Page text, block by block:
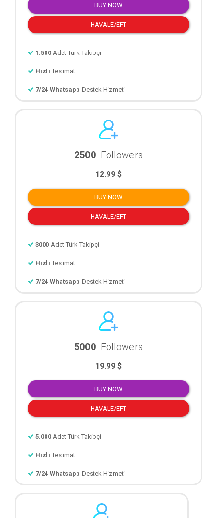
BUY NOW
HAVALE/EFT
1.500 Adet Türk Takipçi
Hızlı Teslimat
7/24 Whatsapp Destek Hizmeti
2500 Followers
12.99 $
BUY NOW
HAVALE/EFT
3000 Adet Türk Takipçi
Hızlı Teslimat
7/24 Whatsapp Destek Hizmeti
5000 Followers
19.99 $
BUY NOW
HAVALE/EFT
5.000 Adet Türk Takipçi
Hızlı Teslimat
7/24 Whatsapp Destek Hizmeti